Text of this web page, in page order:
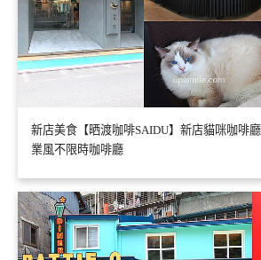
新店美食【晒渡咖啡SAIDU】新店貓咪咖啡
業風不限時咖啡廳